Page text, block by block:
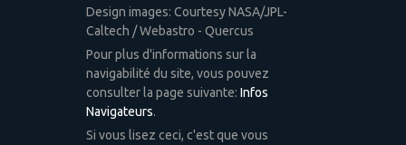
Design images: Courtesy NASA/JPL-
Caltech / Webastro - Quercus
Pour plus d'informations sur la
navigabilité du site, vous pouvez
consulter la page suivante: Infos
Navigateurs.
Si vous lisez ceci, c'est que vous